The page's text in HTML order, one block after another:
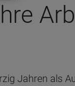
Jahren als